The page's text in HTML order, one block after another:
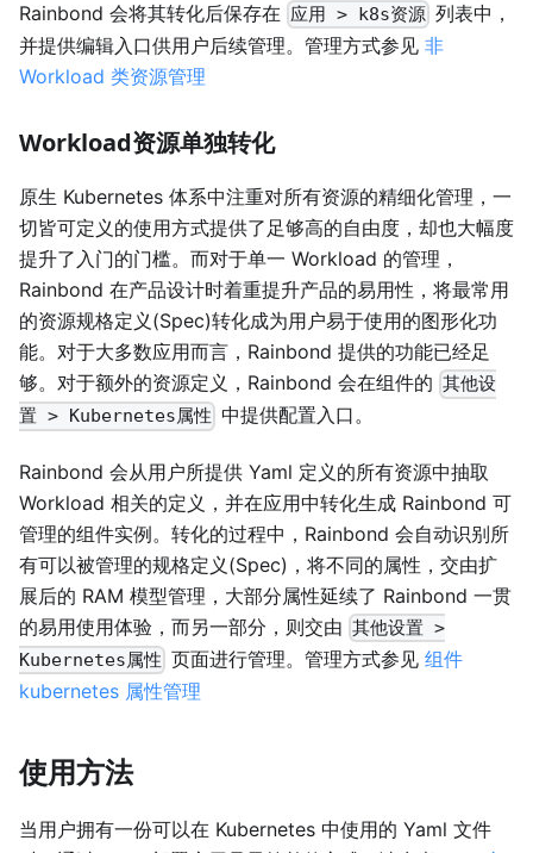
Rainbond 会将其转化后保存在 应用 > k8s资源 列表中，
并提供编辑入口供用户后续管理。管理方式参见 非
Workload 类资源管理
Workload资源单独转化
原生 Kubernetes 体系中注重对所有资源的精细化管理，一
切皆可定义的使用方式提供了足够高的自由度，却也大幅度
提升了入门的门槛。而对于单一 Workload 的管理，
Rainbond 在产品设计时着重提升产品的易用性，将最常用
的资源规格定义(Spec)转化成为用户易于使用的图形化功
能。对于大多数应用而言，Rainbond 提供的功能已经足
够。对于额外的资源定义，Rainbond 会在组件的 其他设
置 > Kubernetes属性 中提供配置入口。
Rainbond 会从用户所提供 Yaml 定义的所有资源中抽取
Workload 相关的定义，并在应用中转化生成 Rainbond 可
管理的组件实例。转化的过程中，Rainbond 会自动识别所
有可以被管理的规格定义(Spec)，将不同的属性，交由扩
展后的 RAM 模型管理，大部分属性延续了 Rainbond 一贯
的易用使用体验，而另一部分，则交由 其他设置 >
Kubernetes属性 页面进行管理。管理方式参见组件
kubernetes 属性管理
使用方法
当用户拥有一份可以在 Kubernetes 中使用的 Yaml 文件